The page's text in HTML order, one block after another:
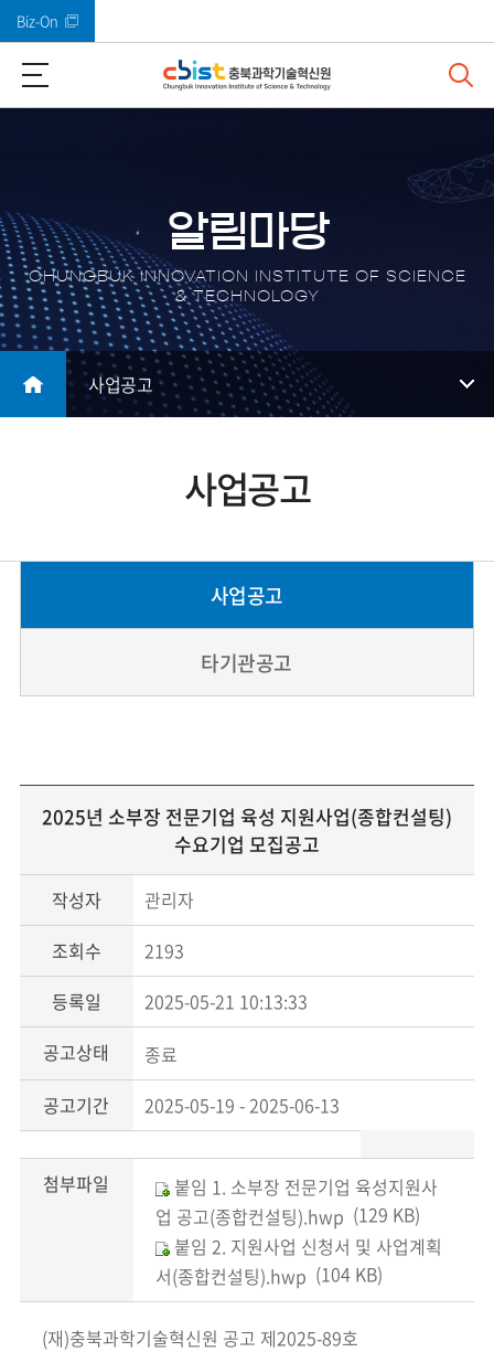
Biz-On
알림마당
CHUNGBUK INNOVATION INSTITUTE OF SCIENCE
& TECHNOLOGY
사업공고
사업공고
사업공고
타기관공고
2025년 소부장 전문기업 육성 지원사업(종합컨설팅)
수요기업 모집공고
작성자
관리자
조회수
2193
등록일
2025-05-21 10:13:33
공고상태
종료
공고기간
2025-05-19 - 2025-06-13
첨부파일
붙임 1. 소부장 전문기업 육성지원사
업 공고(종합컨설팅).hwp (129 KB)
붙임 2. 지원사업 신청서 및 사업계획
서(종합컨설팅).hwp (104 KB)
(재)충북과학기술혁신원 공고 제2025-89호